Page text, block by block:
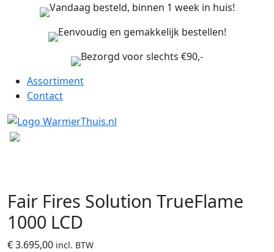
Vandaag besteld, binnen 1 week in huis!
Eenvoudig en gemakkelijk bestellen!
Bezorgd voor slechts €90,-
Assortiment
Contact
Fair Fires Solution TrueFlame
1000 LCD
€3.695,00 incl. BTW